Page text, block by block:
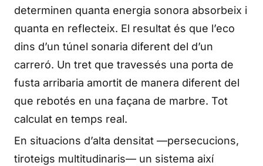
determinen quanta energia sonora absorbeix i
quanta en reflecteix. El resultat és que l’eco
dins d’un túnel sonaria diferent del d’un
carreró. Un tret que travessés una porta de
fusta arribaria amortit de manera diferent del
que rebotés en una façana de marbre. Tot
calculat en temps real.
En situacions d’alta densitat —persecucions,
tiroteigs multitudinaris— un sistema així